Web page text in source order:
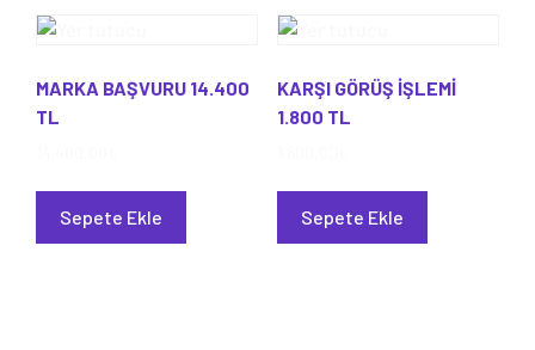
MARKA BAŞVURU 14.400
TL
Sepete Ekle
KARŞI GÖRÜŞ İŞLEMİ
1.800 TL
Sepete Ekle